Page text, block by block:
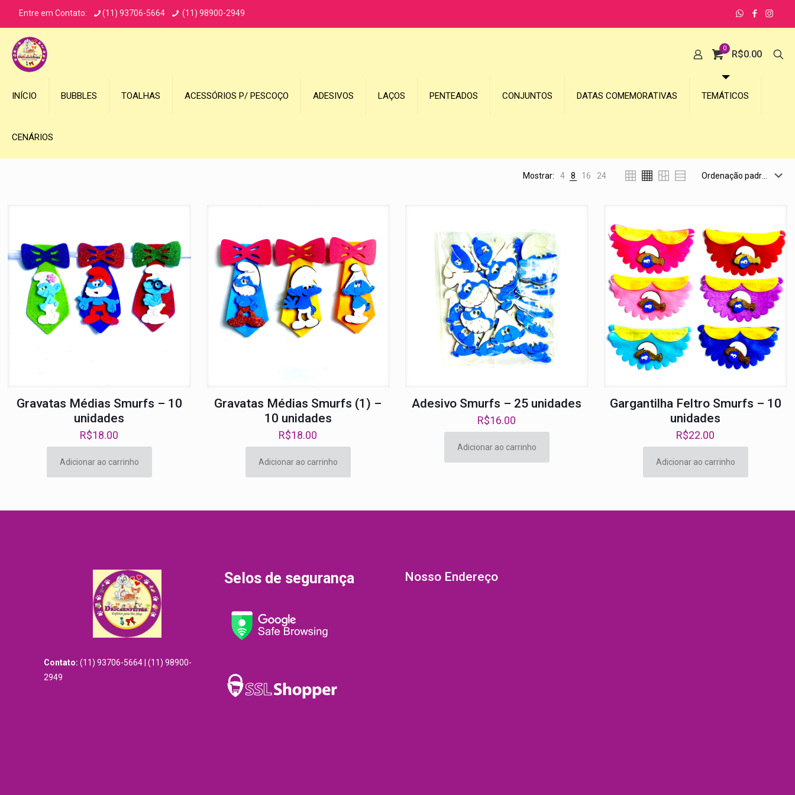
Entre em Contato: (11) 93706-5664 (11) 98900-2949
0
R$0.00
INÍCIO BUBBLES TOALHAS ACESSÓRIOS P/ PESCOÇO ADESIVOS LAÇOS PENTEADOS CONJUNTOS DATAS COMEMORATIVAS TEMÁTICOS
CENÁRIOS
Mostrar: 4 8 16 24
Gravatas Médias Smurfs – 10
unidades
R$18.00
Adicionar ao carrinho
Gravatas Médias Smurfs (1) –
10 unidades
R$18.00
Adicionar ao carrinho
Adesivo Smurfs – 25 unidades
R$16.00
Adicionar ao carrinho
Gargantilha Feltro Smurfs – 10
unidades
R$22.00
Adicionar ao carrinho
Contato: (11) 93706-5664 | (11) 98900-
2949
Selos de segurança Nosso Endereço